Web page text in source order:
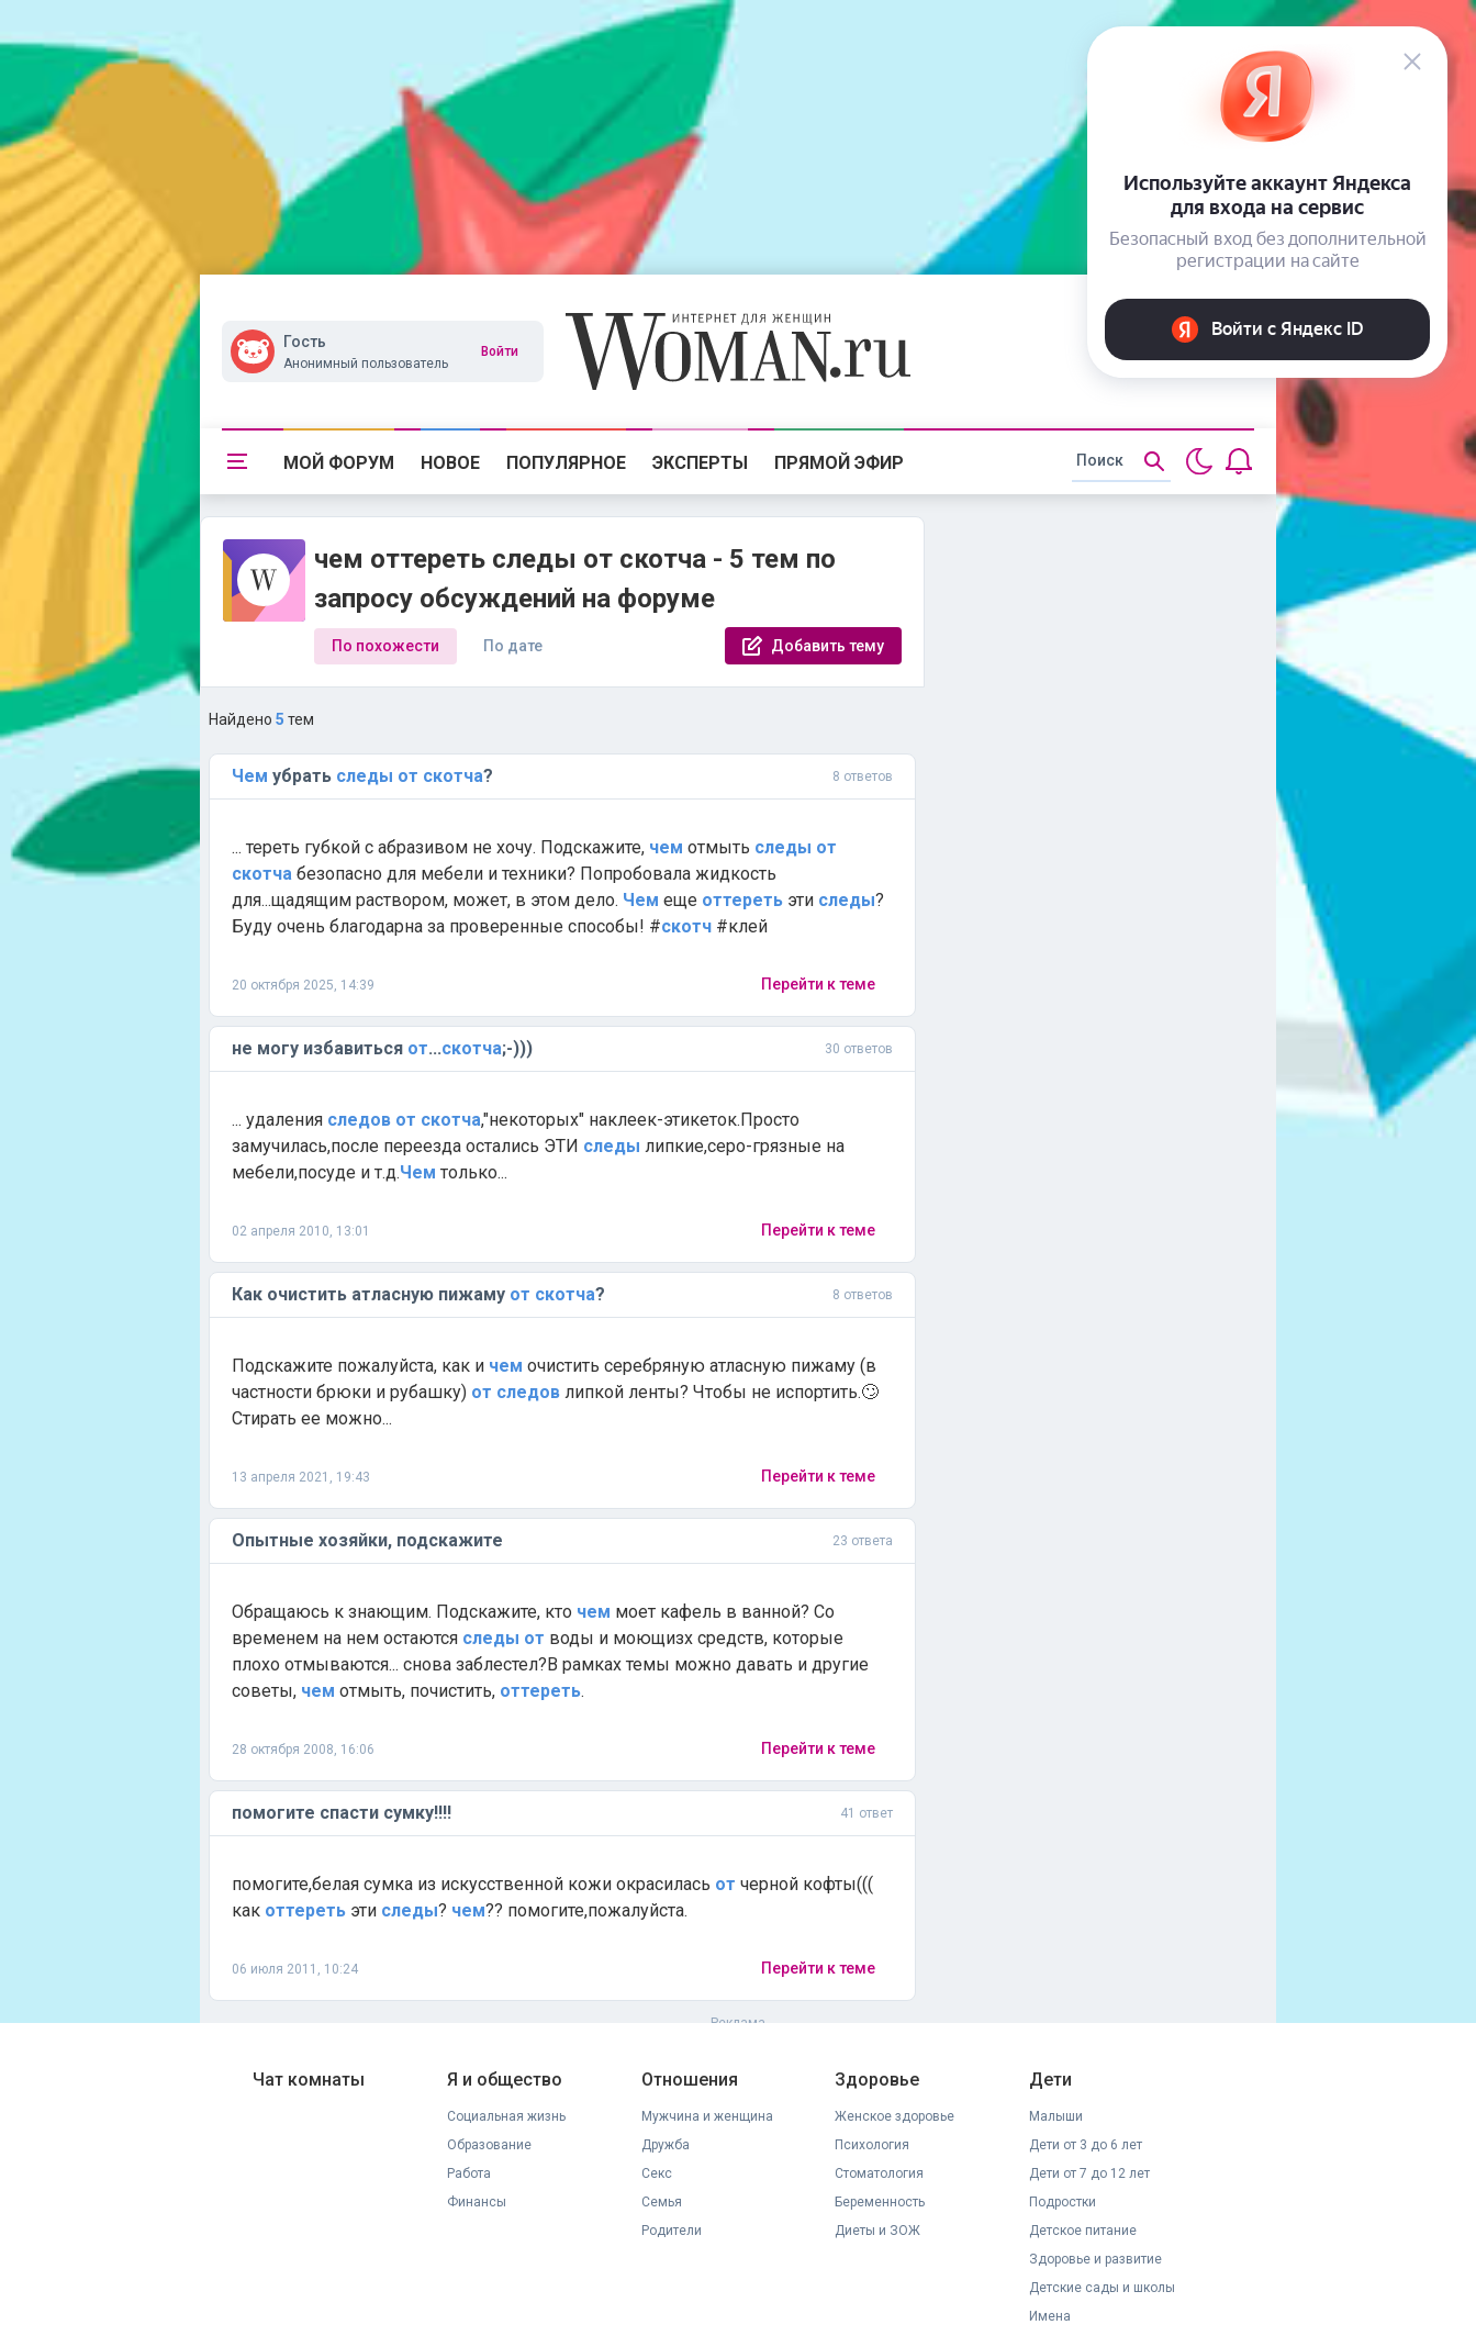
Гость
Анонимный пользователь
Войти
МОЙ ФОРУМ НОВОЕ ПОПУЛЯРНОЕ ЭКСПЕРТЫ ПРЯМОЙ ЭФИР
чем оттереть следы от скотча - 5 тем по
запросу обсуждений на форуме
По похожести По дате Добавить тему
Найдено 5 тем
Чем убрать следы от скотча? 8 ответов
... тереть губкой с абразивом не хочу. Подскажите, чем отмыть следы от
скотча безопасно для мебели и техники? Попробовала жидкость
для...щадящим раствором, может, в этом дело. Чем еще оттереть эти следы?
Буду очень благодарна за проверенные способы! #скотч #клей
20 октября 2025, 14:39 Перейти к теме
не могу избавиться от...скотча;-))) 30 ответов
... удаления следов от скотча,"некоторых" наклеек-этикеток.Просто
замучилась,после переезда остались ЭТИ следы липкие,серо-грязные на
мебели,посуде и т.д.Чем только...
02 апреля 2010, 13:01 Перейти к теме
Как очистить атласную пижаму от скотча? 8 ответов
Подскажите пожалуйста, как и чем очистить серебряную атласную пижаму (в
частности брюки и рубашку) от следов липкой ленты? Чтобы не испортить.🙄
Стирать ее можно...
13 апреля 2021, 19:43 Перейти к теме
Опытные хозяйки, подскажите 23 ответа
Обращаюсь к знающим. Подскажите, кто чем моет кафель в ванной? Со
временем на нем остаются следы от воды и моющизх средств, которые
плохо отмываются... снова заблестел?В рамках темы можно давать и другие
советы, чем отмыть, почистить, оттереть.
28 октября 2008, 16:06 Перейти к теме
помогите спасти сумку!!!! 41 ответ
помогите,белая сумка из искусственной кожи окрасилась от черной кофты(((
как оттереть эти следы? чем?? помогите,пожалуйста.
06 июля 2011, 10:24 Перейти к теме
Чат комнаты Я и общество
Социальная жизнь
Образование
Работа
Финансы
Отношения
Мужчина и женщина
Дружба
Секс
Семья
Родители
Здоровье
Женское здоровье
Психология
Стоматология
Беременность
Диеты и ЗОЖ
Дети
Малыши
Дети от 3 до 6 лет
Дети от 7 до 12 лет
Подростки
Детское питание
Здоровье и развитие
Детские сады и школы
Имена